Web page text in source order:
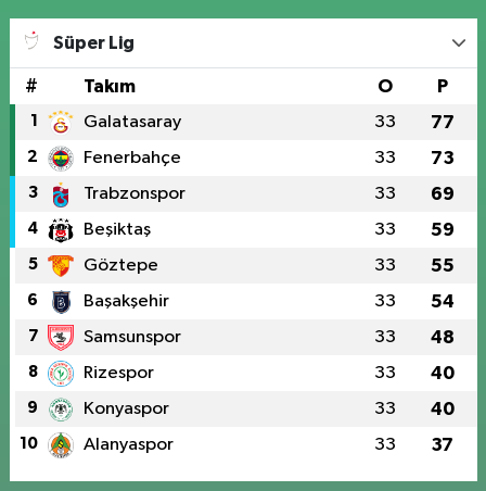
Süper Lig
# Takım O P
1 Galatasaray 33 77
2 Fenerbahçe 33 73
3 Trabzonspor 33 69
4 Beşiktaş 33 59
5 Göztepe 33 55
6 Başakşehir 33 54
7 Samsunspor 33 48
8 Rizespor 33 40
9 Konyaspor 33 40
10 Alanyaspor 33 37